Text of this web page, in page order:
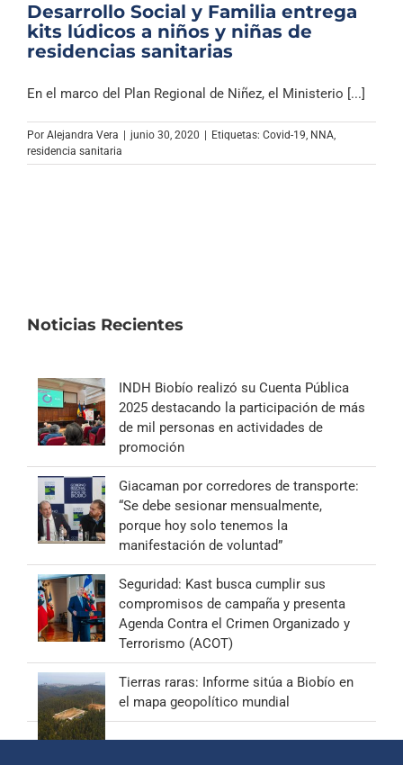
Desarrollo Social y Familia entrega
kits lúdicos a niños y niñas de
residencias sanitarias
En el marco del Plan Regional de Niñez, el Ministerio [...]
Por Alejandra Vera junio 30, 2020 Etiquetas: Covid-19, NNA,
residencia sanitaria
Noticias Recientes
INDH Biobío realizó su Cuenta Pública
2025 destacando la participación de más
de mil personas en actividades de
promoción
Giacaman por corredores de transporte:
“Se debe sesionar mensualmente,
porque hoy solo tenemos la
manifestación de voluntad”
Seguridad: Kast busca cumplir sus
compromisos de campaña y presenta
Agenda Contra el Crimen Organizado y
Terrorismo (ACOT)
Tierras raras: Informe sitúa a Biobío en
el mapa geopolítico mundial